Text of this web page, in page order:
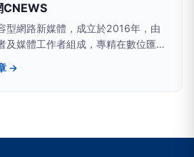
CNEWS
型網路新媒體，成立於2016年，由
及媒體工作者組成，專精在數位匯
、網路科技、政治民調、新能源及金
。新聞擴散平台包括雅虎、google
→